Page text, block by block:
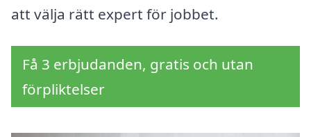
att välja rätt expert för jobbet.
Få 3 erbjudanden, gratis och utan
förpliktelser